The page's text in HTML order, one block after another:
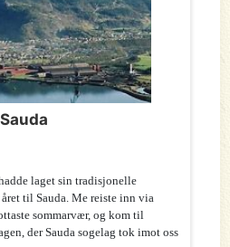
laget sin tradisjonelle
til Sauda. Me reiste inn via
sommarvær, og kom til
der Sauda sogelag tok imot oss